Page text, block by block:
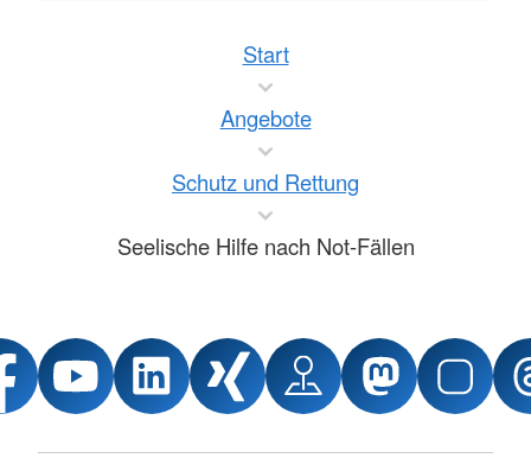
Start
Angebote
Schutz und Rettung
Seelische Hilfe nach Not-Fällen